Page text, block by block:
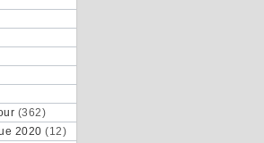
(362)
2020 (12)